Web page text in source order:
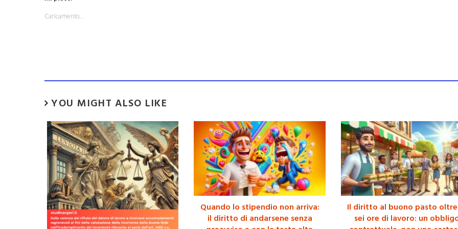
Caricamento...
YOU MIGHT ALSO LIKE
Quando lo stipendio non arriva:
il diritto di andarsene senza
Il diritto al buono pasto
sei ore di lavoro: un